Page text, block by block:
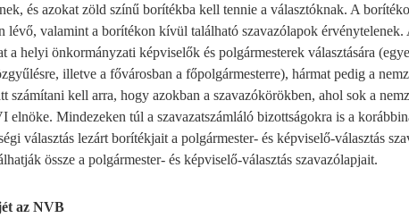
és azokat zöld színű borítékba kell tennie a választóknak. A
lévő, valamint a borítékon kívül található szavazólapok érvénytelenek.
a helyi önkormányzati képviselők és polgármesterek választására
illetve a fővárosban a főpolgármesterre), hármat pedig a
számítani kell arra, hogy azokban a szavazókörökben, ahol sok a
elnöke. Mindezeken túl a szavazatszámláló bizottságokra is a
választás lezárt borítékjait a polgármester- és képviselő-választás
össze a polgármester- és képviselő-választás szavazólapjait.
az NVB